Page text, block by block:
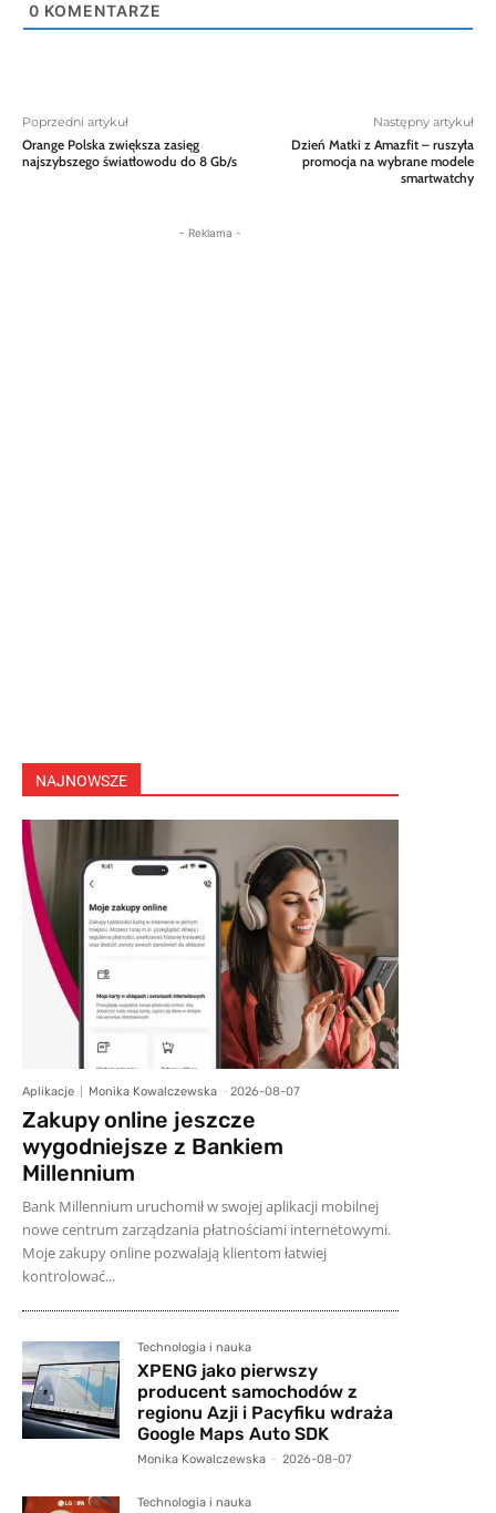
0 KOMENTARZE
Poprzedni artykuł
Orange Polska zwiększa zasięg
najszybszego światłowodu do 8 Gb/s
Następny artykuł
Dzień Matki z Amazfit – ruszyła
promocja na wybrane modele
smartwatchy
- Reklama -
NAJNOWSZE
Aplikacje Monika Kowalczewska - 2026-08-07
Zakupy online jeszcze
wygodniejsze z Bankiem
Millennium
Bank Millennium uruchomił w swojej aplikacji mobilnej
nowe centrum zarządzania płatnościami internetowymi.
Moje zakupy online pozwalają klientom łatwiej
kontrolować...
Technologia i nauka
XPENG jako pierwszy
producent samochodów z
regionu Azji i Pacyfiku wdraża
Google Maps Auto SDK
Monika Kowalczewska - 2026-08-07
Technologia i nauka